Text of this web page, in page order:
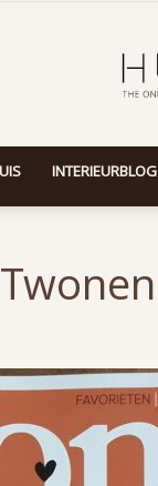
INTERIEURBLOG